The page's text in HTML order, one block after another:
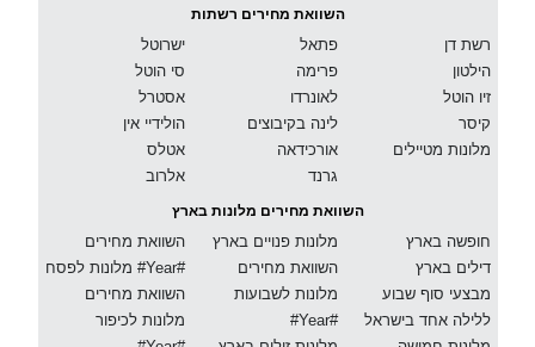
השוואת מחירים רשתות
ישרוטל
סי הוטל
אסטרל
הולידיי אין
אטלס
אלרוב
פתאל
פרימה
לאונרדו
לינה בקיבוצים
אורכידאה
גרנד
רשת דן
הילטון
זיו הוטל
קיסר
מלונות מטיילים
השוואת מחירים מלונות בארץ
השוואת מחירים
מלונות לפסח #Year#
השוואת מחירים
מלונות לכיפור
מלונות פנויים בארץ
השוואת מחירים
מלונות לשבועות
#Year#
חופשה בארץ
דילים בארץ
מבצעי סוף שבוע
ללילה אחד בישראל